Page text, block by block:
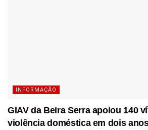
INFORMAÇÃO
GIAV da Beira Serra apoiou 140
violência doméstica em dois